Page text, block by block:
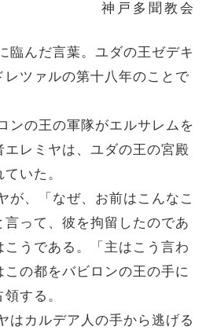
神戸多聞教会
臨んだ言葉。ユダの王ゼデキ
レツァルの第十八年のことで
ンの王の軍隊がエルサレムを
レミヤは、ユダの王の宮殿
いた。
が、「なぜ、お前はこんなこ
言って、彼を拘留したのであ
こうである。「主はこう言わ
の都をバビロンの王の手に
する。
はカルデア人の手から逃げる